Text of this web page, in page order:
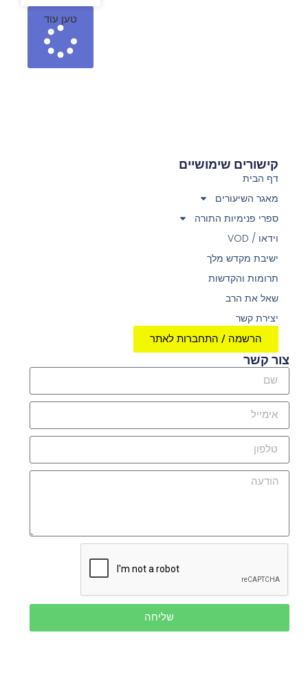
טען עוד
קישורים שימושיים
דף הבית
מאגר השיעורים
ספרי פנימיות התורה
וידאו / VOD
ישיבת מקדש מלך
תרומות והקדשות
שאל את הרב
יצירת קשר
הרשמה / התחברות לאתר
צור קשר
שליחה